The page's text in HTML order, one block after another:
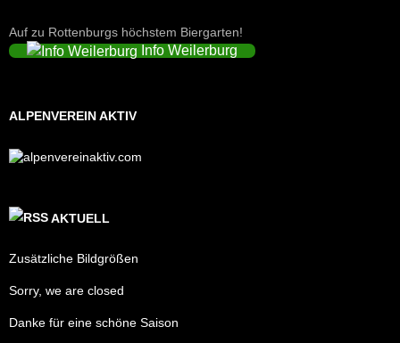
Auf zu Rottenburgs höchstem Biergarten!
Info Weilerburg
ALPENVEREIN AKTIV
AKTUELL
Zusätzliche Bildgrößen
Sorry, we are closed
Danke für eine schöne Saison